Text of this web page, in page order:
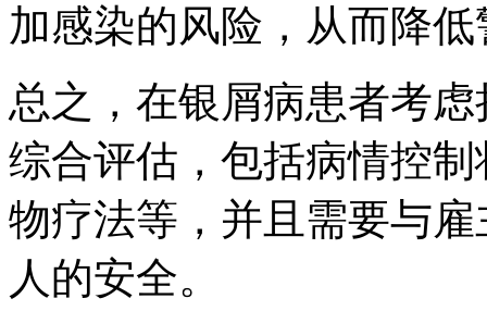
加感染的风险，从而降
总之，在银屑病患者考
综合评估，包括病情控
物疗法等，并且需要与
人的安全。